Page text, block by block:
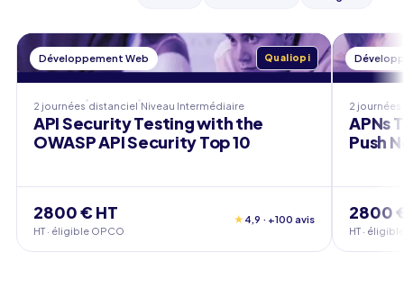
Développement Web Qualiopi
2 journées distanciel Niveau Intermédiaire
API Security Testing with the
OWASP API Security Top 10
2800 € HT
HT · éligible OPCO
★ 4,9 · +100 avis
2 journées
APNs
Push
2800
HT ·